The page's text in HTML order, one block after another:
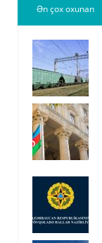
Ən çox oxunan